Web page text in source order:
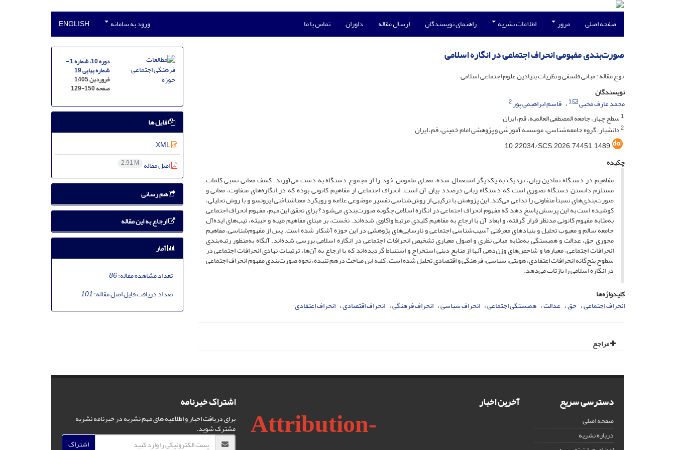
صفحه اصلی مرور اطلاعات نشریه راهنمای نویسندگان ارسال مقاله داوران تماس با ما ورود به سامانه ENGLISH
صورت‌بندی مفهومی انحراف ‌اجتماعی در انگاره اسلامی
نوع مقاله : مبانی فلسفی و نظریات بنیادین علوم اجتماعی اسلامی
نویسندگان
محمد عارف محبی
1 قاسم ابراهیمی پور2
1سطح چهار، جامعه المصطفی العالمیه، قم، ایران
2دانشیار، گروه جامعه‌شناسی، موسسه آموزشی و پژوهشی امام خمینی، قم، ایران
10.22034/SCS.2026.74451.1489
چکیده
مفاهیم در دستگاه نمادین زبان، نزدیک به یکدیگر استعمال شده، معنای ملموس خود را از مجموع دستگاه به دست می‌آورند. کشف معانی نسبی کلمات
مستلزم دانستن دستگاه تصوری است که دستگاه زبانی درصدد بیان آن است. انحراف ‌اجتماعی از مفاهیم کانونی بوده که در انگاره‌های متفاوت، معانی و
صورت‌بندی‌های نسبتاً متفاوتی را تداعی می‌کند. این پژوهش با ترکیبی از روش‌شناسی تفسیر موضوعی علامه و رویکرد معناشناختی ایزوتسو و با روش تحلیلی،
کوشیده است به این پرسش پاسخ دهد که مفهوم انحراف ‌اجتماعی در انگاره اسلامی چگونه صورت‌بندی می‌شود؟ برای تحقق این مهم، مفهوم انحراف ‌اجتماعی
به‌مثابه مفهوم کانونی مدنظر قرار گرفته، و ابعاد آن با ارجاع به مفاهیم کلیدی مرتبط واکاوی شده‌اند. نخست، بر مبنای مفاهیم طیبه و خبیثه، تیب‌های ایده‌آل
جامعه سالم و معیوب تحلیل و بنیادهای معرفتی آسیب‌شناسی اجتماعی و نارسایی‌های پژوهشی در این حوزه آشکار شده است. پس از مفهوم‌شناسی، مفاهیم
محوری حق، عدالت و همبستگی به‌مثابه مبانی نظری و اصول معیاری تشخیص انحرافات ‌اجتماعی در انگاره اسلامی بررسی شده‌اند. آنگاه به‌منظور رتبه‌بندی
انحرافات ‌اجتماعی، معیارها و شاخص‌های وزن‌دهی آنها از منابع دینی استخراج و استنباط گردیده‌اند که با ارجاع به آن‌ها، ترتیبات نهادی انحرافات ‌اجتماعی در
سطوح پنج‌گانه انحرافات ‌اعتقادی، هویتی، سیاسی، فرهنگی و اقتصادی تحلیل شده است. کلیه این مباحث درهم ‌تنیده، نحوه صورت‌بندی مفهوم انحراف ‌اجتماعی
در انگاره اسلامی را بازتاب می‌دهد.
کلیدواژه‌ها
انحراف‌ اجتماعی حق عدالت همبستگی اجتماعی انحراف سیاسی انحراف فرهنگی انحراف اقتصادی انحراف اعتقادی
مراجع
دوره 10، شماره 1 -
شماره پیاپی 19
فروردین 1405
صفحه129-150
فایل ها
XML
اصل مقاله 2.91 M
هم رسانی
ارجاع به این مقاله
آمار
تعداد مشاهده مقاله:86
تعداد دریافت فایل اصل مقاله:101
دسترسی سریع
صفحه اصلی
درباره نشریه
آخرین اخبار
Attribution-
اشتراک خبرنامه
برای دریافت اخبار و اطلاعیه های مهم نشریه در خبرنامه نشریه
مشترک شوید.
اشتراک